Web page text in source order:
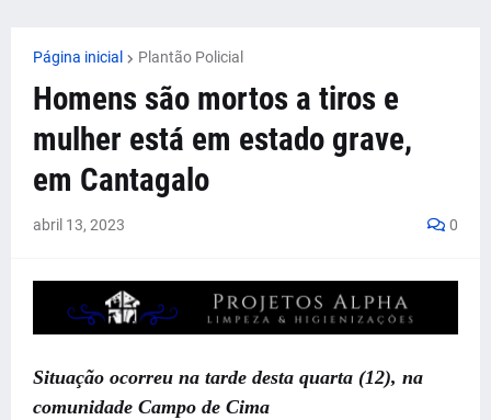
Página inicial Plantão Policial
Homens são mortos a tiros e
mulher está em estado grave,
em Cantagalo
abril 13, 2023 0
Situação ocorreu na tarde desta quarta (12), na
comunidade Campo de Cima